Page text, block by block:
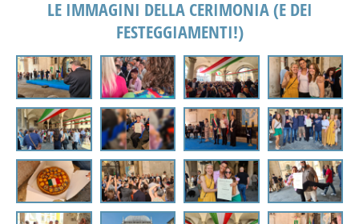
LE IMMAGINI DELLA CERIMONIA (E DEI
FESTEGGIAMENTI!)